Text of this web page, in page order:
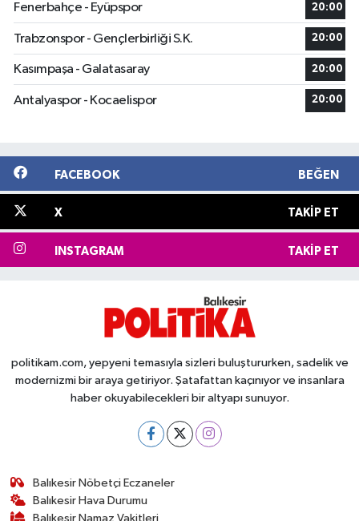
Fenerbahçe - Eyüpspor 20:00
Trabzonspor - Gençlerbirliği S.K. 20:00
Kasımpaşa - Galatasaray 20:00
Antalyaspor - Kocaelispor 20:00
FACEBOOK BEĞEN
X TAKIP ET
INSTAGRAM TAKIP ET
politikam.com, yepyeni temasıyla sizleri buluştururken, sadelik ve
modernizmi bir araya getiriyor. Şatafattan kaçınıyor ve insanlara
haber okuyabilecekleri bir altyapı sunuyor.
Balıkesir Nöbetçi Eczaneler
Balıkesir Hava Durumu
Balıkesir Namaz Vakitleri